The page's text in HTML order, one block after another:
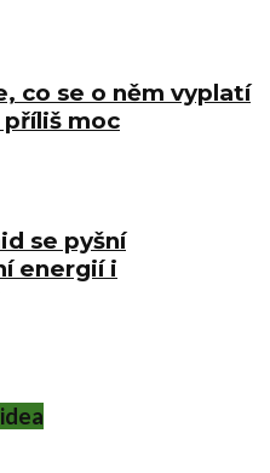
co se o něm vyplatí
moc
se pyšní
energií i